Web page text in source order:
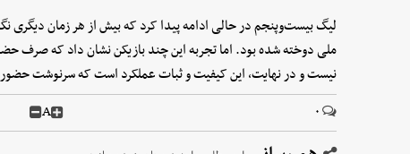
لیگ بیست‌وپنجم در حالی ادامه پیدا کرد که بیش از هر زمان دیگری
ملی دوخته شده بود. اما تجربه این چند بازیکن نشان داد که صرف
نیست و در نهایت، این کیفیت و ثبات عملکرد است که سرنوشت حضور
۰ A